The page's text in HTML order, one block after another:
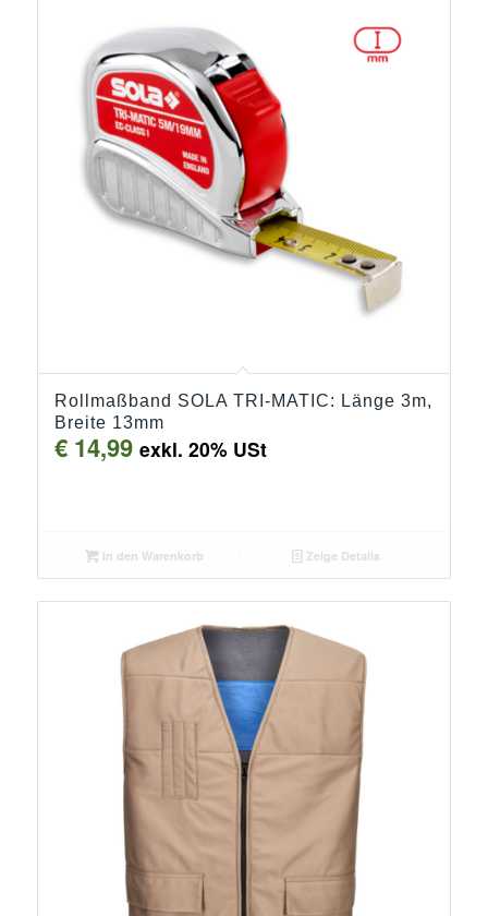
Rollmaßband SOLA TRI-MATIC: Länge 3m,
Breite 13mm
€14,99 exkl. 20% USt
In den Warenkorb Zeige Details